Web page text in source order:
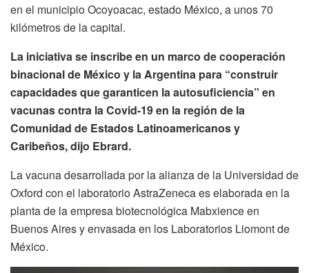
en el municipio Ocoyoacac, estado México, a unos 70
kilómetros de la capital.
La iniciativa se inscribe en un marco de cooperación
binacional de México y la Argentina para “construir
capacidades que garanticen la autosuficiencia” en
vacunas contra la Covid-19 en la región de la
Comunidad de Estados Latinoamericanos y
Caribeños, dijo Ebrard.
La vacuna desarrollada por la alianza de la Universidad de
Oxford con el laboratorio AstraZeneca es elaborada en la
planta de la empresa biotecnológica Mabxience en
Buenos Aires y envasada en los Laboratorios Liomont de
México.